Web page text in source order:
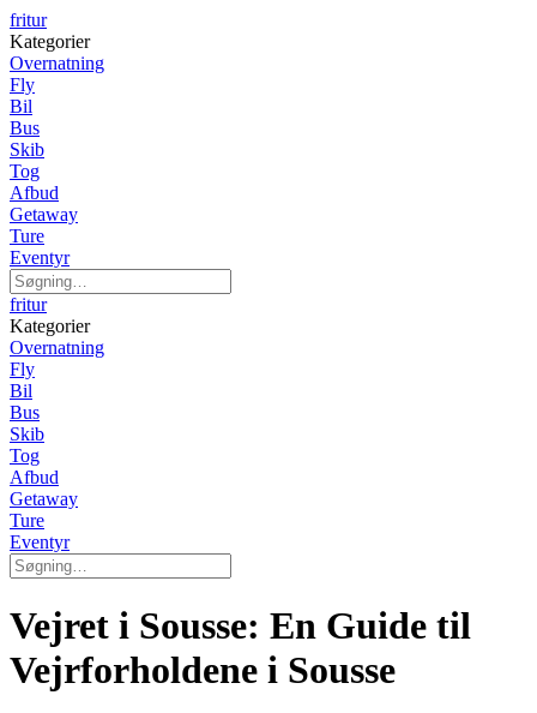
fritur
Kategorier
Overnatning
Fly
Bil
Bus
Skib
Tog
Afbud
Getaway
Ture
Eventyr
fritur
Kategorier
Overnatning
Fly
Bil
Bus
Skib
Tog
Afbud
Getaway
Ture
Eventyr
Vejret i Sousse: En Guide til
Vejrforholdene i Sousse